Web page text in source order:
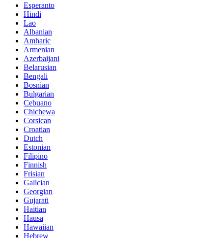
Esperanto
Hindi
Lao
Albanian
Amharic
Armenian
Azerbaijani
Belarusian
Bengali
Bosnian
Bulgarian
Cebuano
Chichewa
Corsican
Croatian
Dutch
Estonian
Filipino
Finnish
Frisian
Galician
Georgian
Gujarati
Haitian
Hausa
Hawaiian
Hebrew